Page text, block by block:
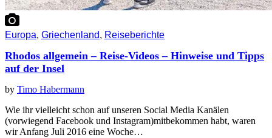
Europa, Griechenland, Reiseberichte
Rhodos allgemein – Reise-Videos – Hinweise und Tipps
auf der Insel
by Timo Habermann
Wie ihr vielleicht schon auf unseren Social Media Kanälen
(vorwiegend Facebook und Instagram)mitbekommen habt, waren
wir Anfang Juli 2016 eine Woche…